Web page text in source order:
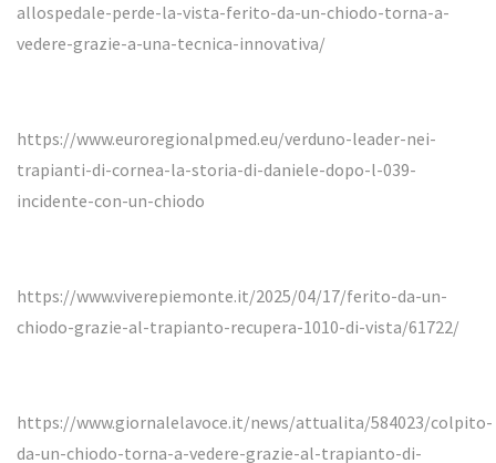
allospedale-perde-la-vista-ferito-da-un-chiodo-torna-a-
vedere-grazie-a-una-tecnica-innovativa/
https://www.euroregionalpmed.eu/verduno-leader-nei-
trapianti-di-cornea-la-storia-di-daniele-dopo-l-039-
incidente-con-un-chiodo
https://www.viverepiemonte.it/2025/04/17/ferito-da-un-
chiodo-grazie-al-trapianto-recupera-1010-di-vista/61722/
https://www.giornalelavoce.it/news/attualita/584023/colpito-
da-un-chiodo-torna-a-vedere-grazie-al-trapianto-di-